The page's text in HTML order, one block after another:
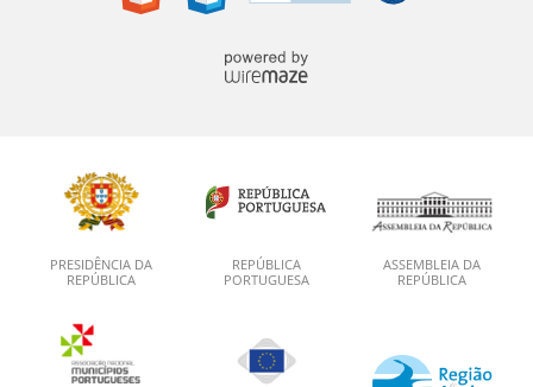
PRESIDÊNCIA DA
REPÚBLICA
REPÚBLICA
PORTUGUESA
ASSEMBLEIA DA
REPÚBLICA